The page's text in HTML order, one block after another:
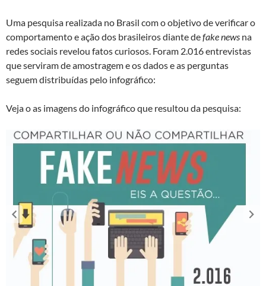
Uma pesquisa realizada no Brasil com o objetivo de verificar o
comportamento e ação dos brasileiros diante defake news na
redes sociais revelou fatos curiosos. Foram 2.016 entrevistas
que serviram de amostragem e os dados e as perguntas
seguem distribuídas pelo infográfico:
Veja o as imagens do infográfico que resultou da pesquisa: